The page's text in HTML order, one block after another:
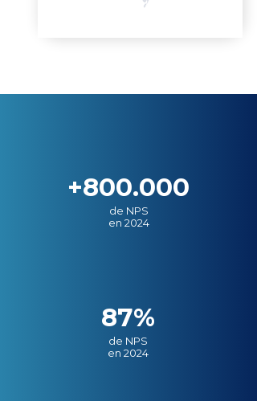
+800.000
de NPS
en 2024
87%
de NPS
en 2024